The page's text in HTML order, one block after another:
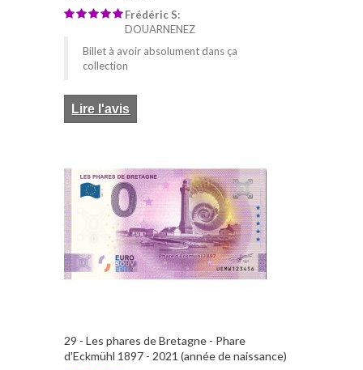
Frédéric S:
DOUARNENEZ
Billet à avoir absolument dans ça
collection
Lire l'avis
29 - Les phares de Bretagne - Phare
d'Eckmühl 1897 - 2021 (année de naissance)